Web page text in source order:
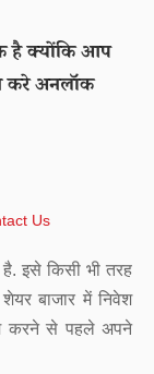
है क्योंकि आप
करे अनलॉक
Us
इसे किसी भी तरह
बाजार में निवेश
करने से पहले अपने